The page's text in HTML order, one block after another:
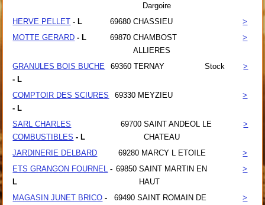
Dargoire
HERVE PELLET - L 69680 CHASSIEU
>
MOTTE GERARD - L 69870 CHAMBOST
ALLIERES
>
GRANULES BOIS BUCHE
- L
69360 TERNAY Stock >
COMPTOIR DES SCIURES
- L
69330 MEYZIEU >
SARL CHARLES
COMBUSTIBLES - L
69700 SAINT ANDEOL LE
CHATEAU
>
JARDINERIE DELBARD 69280 MARCY L ETOILE
>
ETS GRANGON FOURNEL
-
L
69850 SAINT MARTIN EN
HAUT
>
MAGASIN JUNET BRICO -
69490 SAINT ROMAIN DE
>